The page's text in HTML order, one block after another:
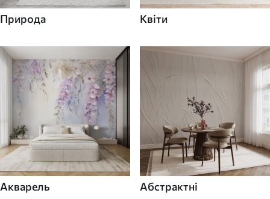
Природа Квіти
Акварель Абстрактні